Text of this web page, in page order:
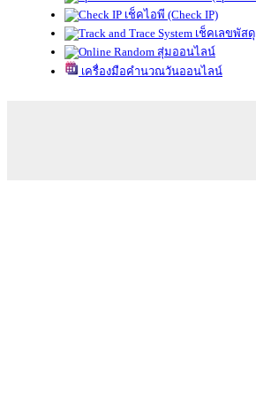
เช็คไอพี (Check IP)
เช็คเลขพัสดุ
สุ่มออนไลน์
เครื่องมือคำนวณวันออนไลน์